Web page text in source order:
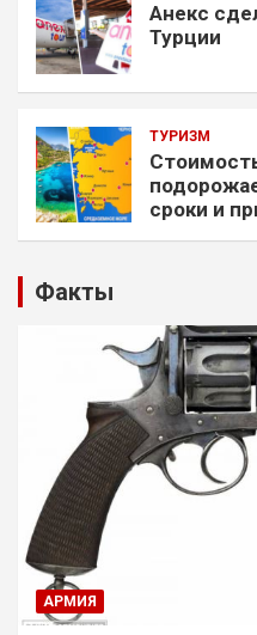
Анекс
Турции
ТУРИЗМ
сроки и
Факты
АРМИЯ